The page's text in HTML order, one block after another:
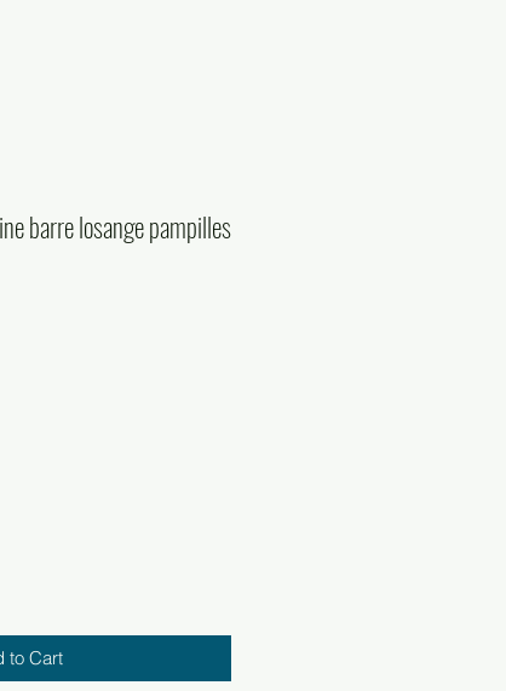
barre losange pampilles
to Cart